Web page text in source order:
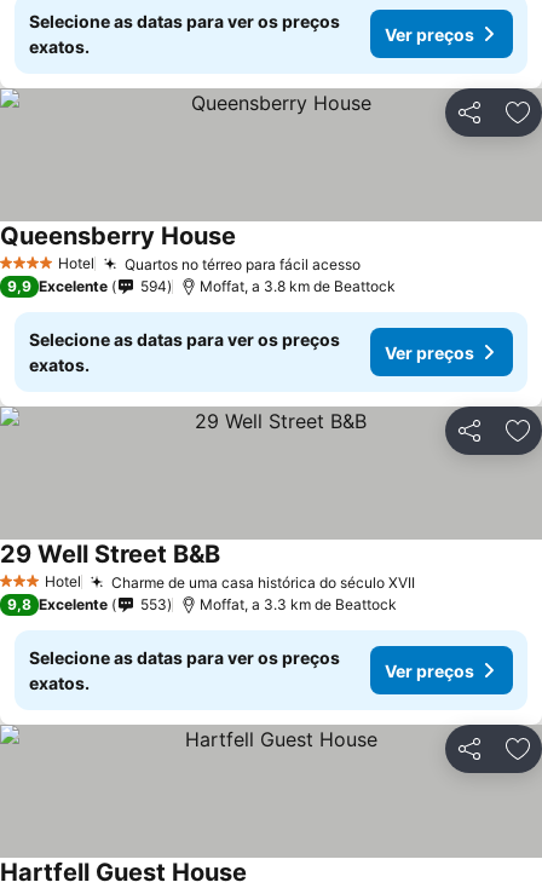
Selecione as datas para ver os preços
exatos.
Ver preços
Partilhar
4 EstrelasHotel Quartos no térreo para fácil acesso
Queensberry House
9,9 Excelente 594 Moffat, a 3.8 km de Beattock
Selecione as datas para ver os preços
exatos.
Ver preços
Partilhar
3 EstrelasHotel Charme de uma casa histórica do século XVII
29 Well Street B&B
9,8 Excelente 553 Moffat, a 3.3 km de Beattock
Selecione as datas para ver os preços
exatos.
Ver preços
Partilhar
Hartfell Guest House